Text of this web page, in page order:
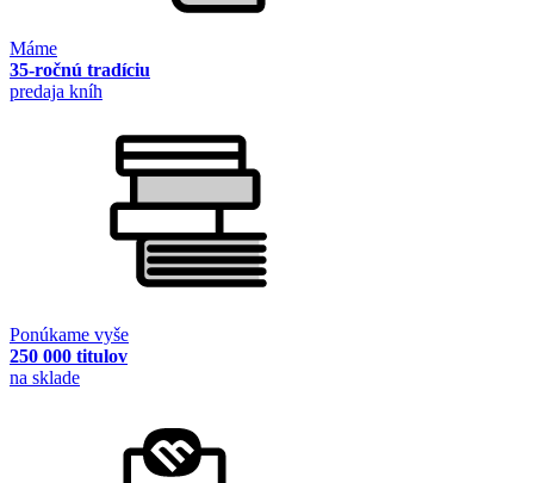
Máme
35-ročnú tradíciu
predaja kníh
Ponúkame vyše
250 000 titulov
na sklade